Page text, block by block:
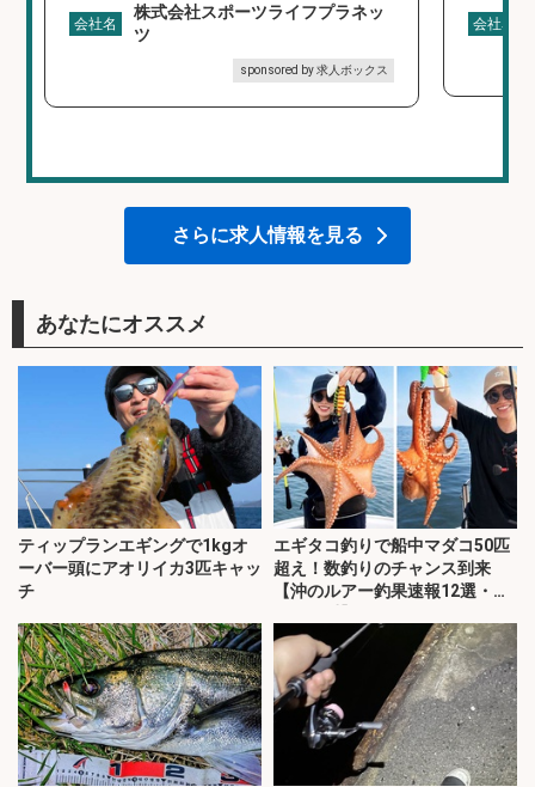
会社名
株式会社スポーツライフプラネッ
ツ
sponsored by 求人ボックス
会社名
さらに求人情報を見る
あなたにオススメ
ティップランエギングで1kgオ
ーバー頭にアオリイカ3匹キャッ
チ
エギタコ釣りで船中マダコ50匹
超え！数釣りのチャンス到来
【沖のルアー釣果速報12選・愛